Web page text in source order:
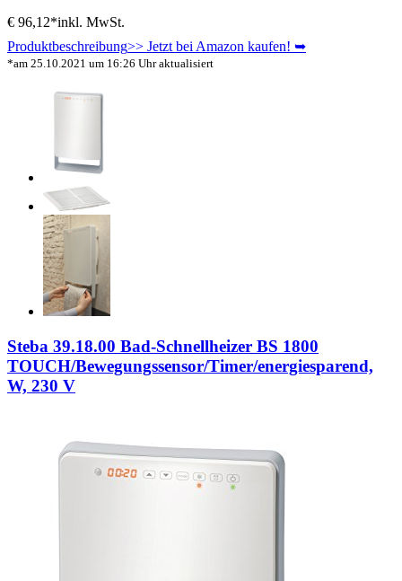
€ 96,12*inkl. MwSt.
Produktbeschreibung>> Jetzt bei Amazon kaufen! ➥
*am 25.10.2021 um 16:26 Uhr aktualisiert
Steba 39.18.00 Bad-Schnellheizer BS 1800
TOUCH/Bewegungssensor/Timer/energiesparend,
W, 230 V